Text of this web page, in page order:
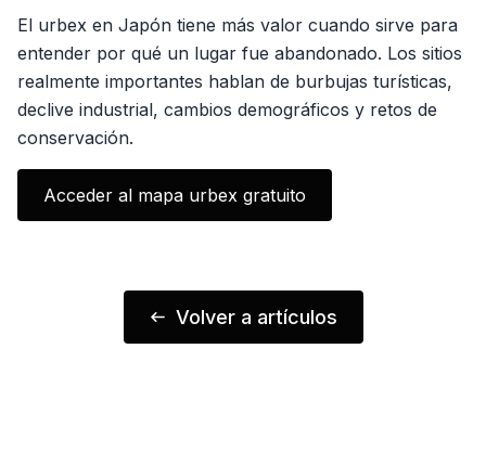
El urbex en Japón tiene más valor cuando sirve para
entender por qué un lugar fue abandonado. Los sitios
realmente importantes hablan de burbujas turísticas,
declive industrial, cambios demográficos y retos de
conservación.
Acceder al mapa urbex gratuito
Volver a artículos